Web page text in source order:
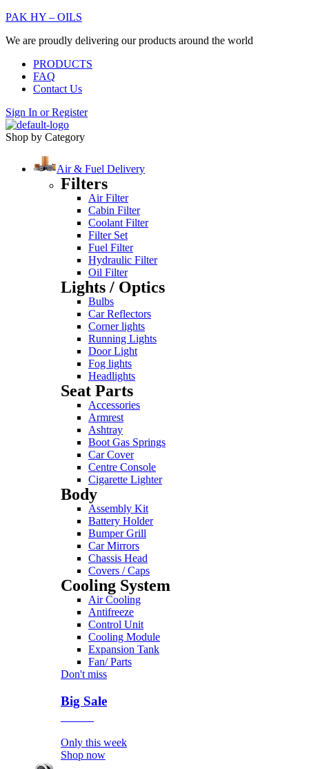
PAK HY – OILS
We are proudly delivering our products around the world
PRODUCTS
FAQ
Contact Us
Sign In orRegister
Shop by Category
Air & Fuel Delivery
Filters
Air Filter
Cabin Filter
Coolant Filter
Filter Set
Fuel Filter
Hydraulic Filter
Oil Filter
Lights / Optics
Bulbs
Car Reflectors
Corner lights
Running Lights
Door Light
Fog lights
Headlights
Seat Parts
Accessories
Armrest
Ashtray
Boot Gas Springs
Car Cover
Centre Console
Cigarette Lighter
Body
Assembly Kit
Battery Holder
Bumper Grill
Car Mirrors
Chassis Head
Covers / Caps
Cooling System
Air Cooling
Antifreeze
Control Unit
Cooling Module
Expansion Tank
Fan/ Parts
Don't miss
Big Sale
Only this week
Shop now